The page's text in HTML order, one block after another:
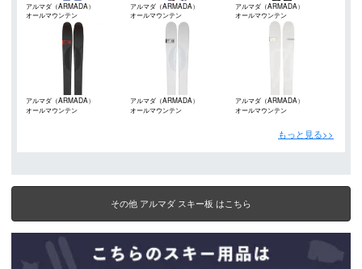
アルマダ（ARMADA）
オールマウンテン
アルマダ（ARMADA）
オールマウンテン
アルマダ（ARMADA）
オールマウンテン
アルマダ（ARMADA）
オールマウンテン
アルマダ（ARMADA）
オールマウンテン
アルマダ（ARMADA）
オールマウンテン
もっと見る>>
その他 アルマダ スキー板 はこちら